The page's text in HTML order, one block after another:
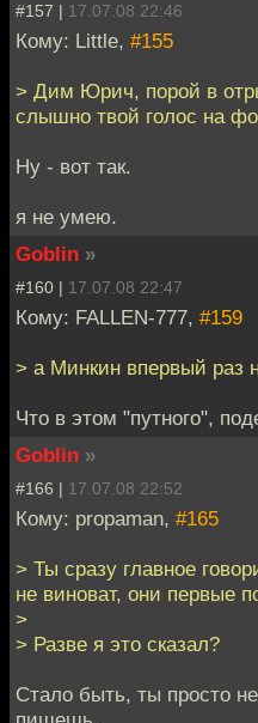
#157 | 17.07.08 22:46
Кому: Little, #155
> Дим Юрич, порой в
слышно твой голос на
Ну - вот так.
я не умею.
Goblin »
#160 | 17.07.08 22:47
Кому: FALLEN-777, #159
> а Минкин впервый раз
Что в этом "путного",
Goblin »
#166 | 17.07.08 22:52
Кому: propaman, #165
> Ты сразу главное
не виноват, они первые
>
> Разве я это сказал?
Стало быть, ты просто